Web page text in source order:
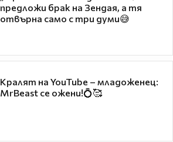
предложи брак на Зендая, а тя
отвърна само с три думи😅
Кралят на YouTube – младоженец:
MrBeast се ожени!💍🥰